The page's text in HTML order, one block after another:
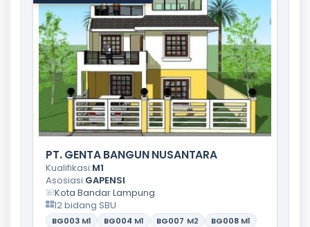
PT. GENTA BANGUN NUSANTARA
Kualifikasi:M1
Asosiasi:GAPENSI
Kota Bandar Lampung
12 bidang SBU
BG003 M1 BG004 M1 BG007 M2 BG008 M1